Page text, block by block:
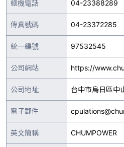
總機電話 04-23388289
傳真號碼 04-23372285
統一編號 97532545
公司網站 https://
公司地址 台中市烏日區中
電子郵件
英文簡稱 CHUMPOWER